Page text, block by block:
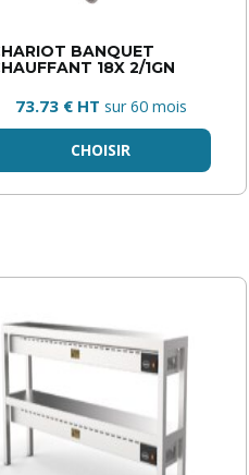
BANQUET
18X 2/1GN
73.73 € HT sur 60 mois
CHOISIR